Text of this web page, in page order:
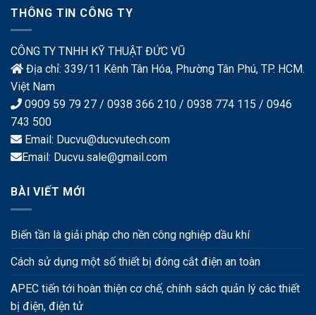
THÔNG TIN CÔNG TY
CÔNG TY TNHH KỸ THUẬT ĐỨC VŨ
Địa chỉ: 339/11 Kênh Tân Hóa, Phường Tân Phú, TP. HCM.
Việt Nam
0909 59 79 27 / 0938 366 210 / 0938 774 115 / 0946
743 500
Email: Ducvu@ducvutech.com
Email: Ducvu.sale@gmail.com
BÀI VIẾT MỚI
Biến tần là giải pháp cho nền công nghiệp dầu khí
Cách sử dụng một số thiết bị đóng cắt điện an toàn
APEC tiến tới hoàn thiện cơ chế, chính sách quản lý các thiết
bị điện, điện tử